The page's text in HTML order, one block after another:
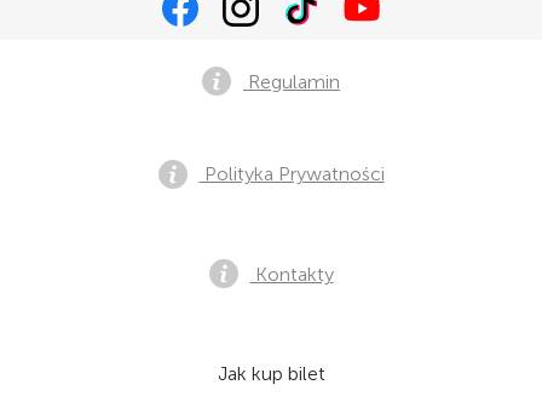
Regulamin
Polityka Prywatności
Kontakty
Jak kup bilet